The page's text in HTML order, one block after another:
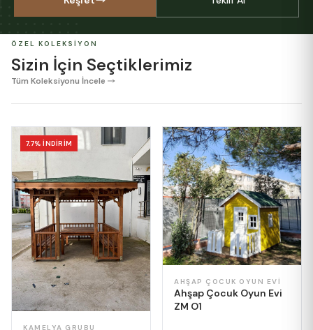
ÖZEL KOLEKSIYON
Sizin İçin Seçtiklerimiz
Tüm Koleksiyonu İncele
7.7% İNDİRİM
KAMELYA GRUBU
AHŞAP ÇOCUK OYUN EVI
Ahşap Çocuk Oyun Evi
ZM O1